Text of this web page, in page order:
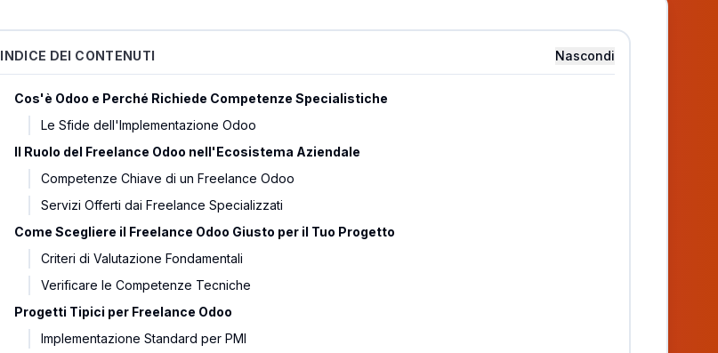
INDICE DEI CONTENUTI Nascondi
Cos'è Odoo e Perché Richiede Competenze Specialistiche
Le Sfide dell'Implementazione Odoo
Il Ruolo del Freelance Odoo nell'Ecosistema Aziendale
Competenze Chiave di un Freelance Odoo
Servizi Offerti dai Freelance Specializzati
Come Scegliere il Freelance Odoo Giusto per il Tuo Progetto
Criteri di Valutazione Fondamentali
Verificare le Competenze Tecniche
Progetti Tipici per Freelance Odoo
Implementazione Standard per PMI